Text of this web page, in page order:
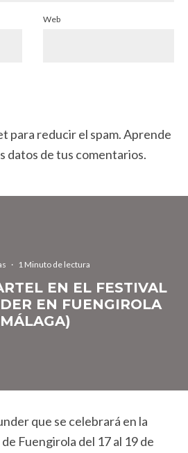
Web
para reducir el spam.Aprende
datos de tus comentarios.
· 1 Minuto de lectura
EN EL FESTIVAL
EN FUENGIROLA
que se celebrará en la
Fuengirola del 17 al 19 de